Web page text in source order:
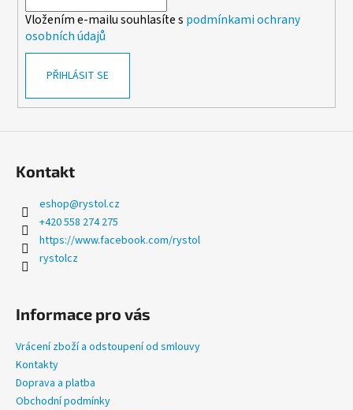
v
k
s
Vložením e-mailu souhlasíte s podmínkami ochrany
osobních údajů
PŘIHLÁSIT SE
Kontakt
eshop@rystol.cz
+420 558 274 275
https://www.facebook.com/rystol
rystolcz
Informace pro vás
Vrácení zboží a odstoupení od smlouvy
Kontakty
Doprava a platba
Obchodní podmínky